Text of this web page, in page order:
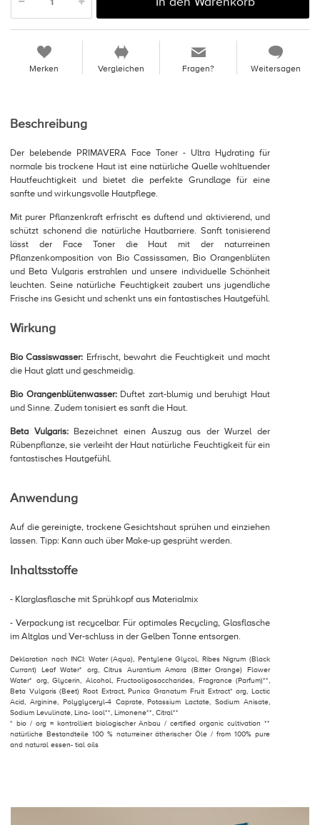
Merken Vergleichen Fragen? Weitersagen
Beschreibung
Der belebende PRIMAVERA Face Toner - Ultra Hydrating für
normale bis trockene Haut ist eine natürliche Quelle wohltuender
Hautfeuchtigkeit und bietet die perfekte Grundlage für eine
sanfte und wirkungsvolle Hautpflege.
Mit purer Pflanzenkraft erfrischt es duftend und aktivierend, und
schützt schonend die natürliche Hautbarriere. Sanft tonisierend
lässt der Face Toner die Haut mit der naturreinen
Pflanzenkomposition von Bio Cassissamen, Bio Orangenblüten
und Beta Vulgaris erstrahlen und unsere individuelle Schönheit
leuchten. Seine natürliche Feuchtigkeit zaubert uns jugendliche
Frische ins Gesicht und schenkt uns ein fantastisches Hautgefühl.
Wirkung
Bio Cassiswasser: Erfrischt, bewahrt die Feuchtigkeit und macht
die Haut glatt und geschmeidig.
Bio Orangenblütenwasser:Duftet zart-blumig und beruhigt Haut
und Sinne. Zudem tonisiert es sanft die Haut.
Beta Vulgaris: Bezeichnet einen Auszug aus der Wurzel der
Rübenpflanze, sie verleiht der Haut natürliche Feuchtigkeit für ein
fantastisches Hautgefühl.
Anwendung
Auf die gereinigte, trockene Gesichtshaut sprühen und einziehen
lassen. Tipp: Kann auch über Make-up gesprüht werden.
Inhaltsstoffe
- Klarglasflasche mit Sprühkopf aus Materialmix
- Verpackung ist recycelbar. Für optimales Recycling, Glasflasche
im Altglas und Ver-schluss in der Gelben Tonne entsorgen.
Deklaration nach INCI: Water (Aqua), Pentylene Glycol, Ribes Nigrum (Black
Currant) Leaf Water* org, Citrus Aurantium Amara (Bitter Orange) Flower
Water* org, Glycerin, Alcohol, Fructooligosaccharides, Fragrance (Parfum)**,
Beta Vulgaris (Beet) Root Extract, Punica Granatum Fruit Extract* org, Lactic
Acid, Arginine, Polyglyceryl-4 Caprate, Potassium Lactate, Sodium Anisate,
Sodium Levulinate, Lina- lool**, Limonene**, Citral**
* bio / org = kontrolliert biologischer Anbau / certified organic cultivation **
natürliche Bestandteile 100 % naturreiner ätherischer Öle / from 100% pure
and natural essen- tial oils